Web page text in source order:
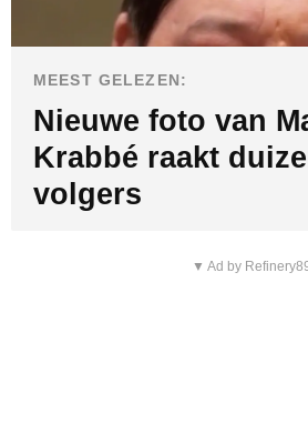
MEEST GELEZEN:
Nieuwe foto van
Krabbé raakt
volgers
▼ Ad by